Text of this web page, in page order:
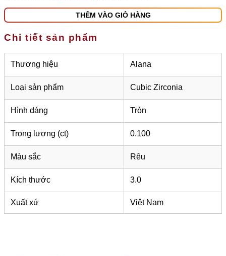
THÊM VÀO GIỎ HÀNG
Chi tiết sản phẩm
Thương hiệu Alana
Loại sản phẩm Cubic Zirconia
Hình dáng Tròn
Trọng lượng (ct) 0.100
Màu sắc Rêu
Kích thước 3.0
Xuất xứ Việt Nam